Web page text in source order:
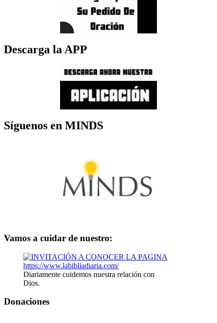
Descarga la APP
Síguenos en MINDS
Vamos a cuidar de nuestro:
Diariamente cuidemos nuestra relación con
Dios.
Donaciones